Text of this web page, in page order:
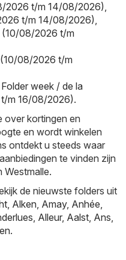
2026 t/m 14/08/2026),
t/m 14/08/2026),
(10/08/2026 t/m
08/2026 t/m
week / de la
m 16/08/2026).
over kortingen en
en wordt winkelen
ontdekt u steeds waar
te vinden zijn
Westmalle.
de nieuwste folders uit
, Alken, Amay, Anhée,
, Alleur, Aalst, Ans,
.